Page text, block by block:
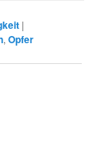
|
,Opfer